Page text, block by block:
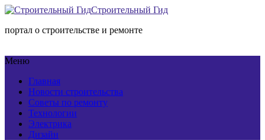
Строительный Гид
портал о строительстве и ремонте
Меню
Главная
Новости строительства
Советы по ремонту
Технологии
Электрика
Дизайн